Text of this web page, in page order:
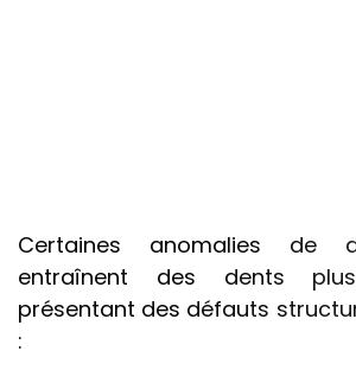
Cas
Certaines anomalies de
entraînent des dents
présentant des défauts
: